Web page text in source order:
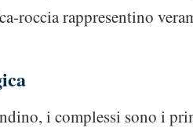
roccia rappresentino
i complessi sono i